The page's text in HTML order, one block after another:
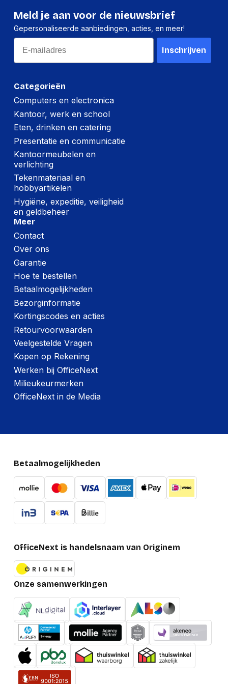
Hoogte:
16 millimeter
Lengte:
308 millimeter
Gewicht:
Hoeveelheid:
12 stuks
Breedte:
104 millimeter
Hoogte:
244 millimeter
Lengte:
Gewicht:
Categorieën
Computers en electronica
Kantoor, werk en school
Eten, drinken en catering
Presentatie en communicatie
Kantoormeubelen en
verlichting
Tekenmateriaal en
hobbyartikelen
Hygiëne, expeditie, veiligheid
en geldbeheer
Meer
Contact
Over ons
Garantie
Hoe te bestellen
Betaalmogelijkheden
Bezorginformatie
Kortingscodes en acties
Retourvoorwaarden
Veelgestelde Vragen
Kopen op Rekening
Werken bij OfficeNext
Milieukeurmerken
OfficeNext in de Media
Meld je aan voor de nieuwsbrief
Gepersonaliseerde aanbiedingen, acties, en meer!
Email
Inschrijven
Betaalmogelijkheden
OfficeNext is handelsnaam van Originem
Onze samenwerkingen